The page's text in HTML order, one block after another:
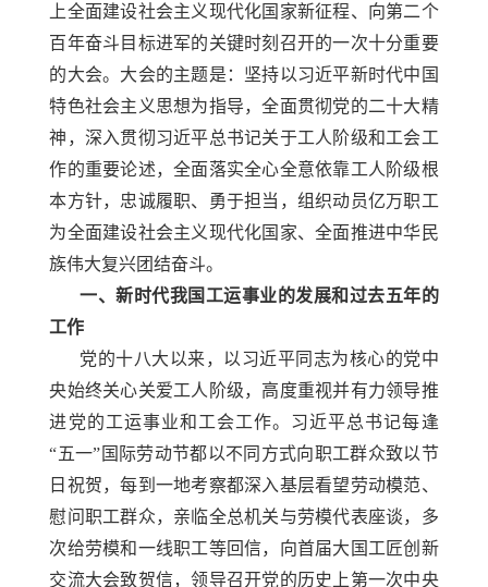
上全面建设社会主义现代化国家新征程、向第二个
百年奋斗目标进军的关键时刻召开的一次十分重要
的大会。大会的主题是：坚持以习近平新时代中国
特色社会主义思想为指导，全面贯彻党的二十大精
神，深入贯彻习近平总书记关于工人阶级和工会工
作的重要论述，全面落实全心全意依靠工人阶级根
本方针，忠诚履职、勇于担当，组织动员亿万职工
为全面建设社会主义现代化国家、全面推进中华民
族伟大复兴团结奋斗。
一、新时代我国工运事业的发展和过去五年的
工作
党的十八大以来，以习近平同志为核心的党中
央始终关心关爱工人阶级，高度重视并有力领导推
进党的工运事业和工会工作。习近平总书记每逢
“五一”国际劳动节都以不同方式向职工群众致以节
日祝贺，每到一地考察都深入基层看望劳动模范、
慰问职工群众，亲临全总机关与劳模代表座谈，多
次给劳模和一线职工等回信，向首届大国工匠创新
交流大会致贺信，领导召开党的历史上第一次中央